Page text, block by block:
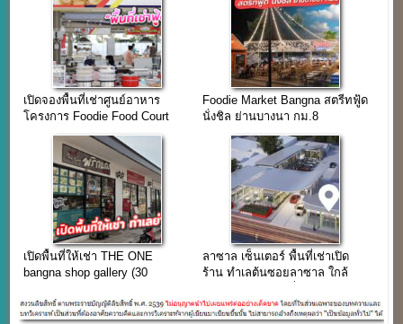
เปิดจองพื้นที่เช่าศูนย์อาหาร
โครงการ Foodie Food Court
Foodie Market Bangna สตรีทฟู้ด
นั่งชิล ย่านบางนา กม.8
เปิดพื้นที่ให้เช่า THE ONE
bangna shop gallery (30
ลาซาล เซ็นเตอร์ พื้นที่เช่าเปิด
ร้าน ทำเลต้นซอยลาซาล ใกล้